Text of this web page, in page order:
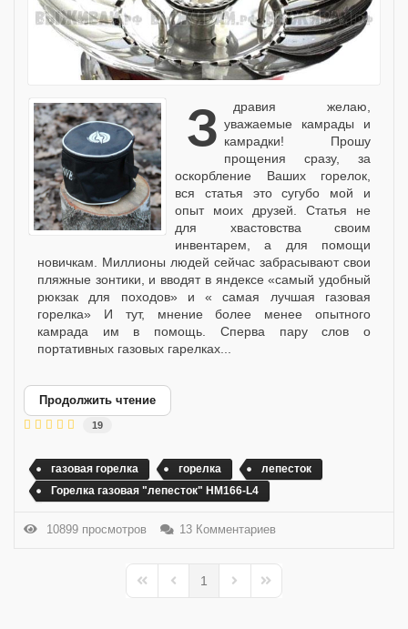
Здравия желаю, уважаемые камрады и
камрадки! Прошу
прощения сразу, за
оскорбление Ваших горелок,
вся статья это сугубо мой и
опыт моих друзей. Статья не
для хвастовства своим
инвентарем, а для помощи
новичкам. Миллионы людей сейчас забрасывают свои
пляжные зонтики, и вводят в яндексе «самый удобный
рюкзак для походов» и « самая лучшая газовая
горелка» И тут, мнение более менее опытного
камрада им в помощь. Сперва пару слов о
портативных газовых гарелках...
Продолжить чтение
19
газовая горелка горелка
лепесток
Горелка газовая "лепесток" HM166-L4
10899 просмотров 13 Комментариев
First PagePrevious Page
1
Next PageLast Page